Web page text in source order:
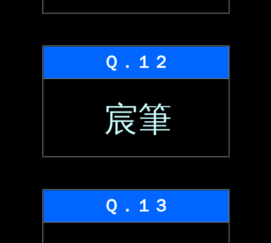
Ｑ．１２
宸筆
Ｑ．１３